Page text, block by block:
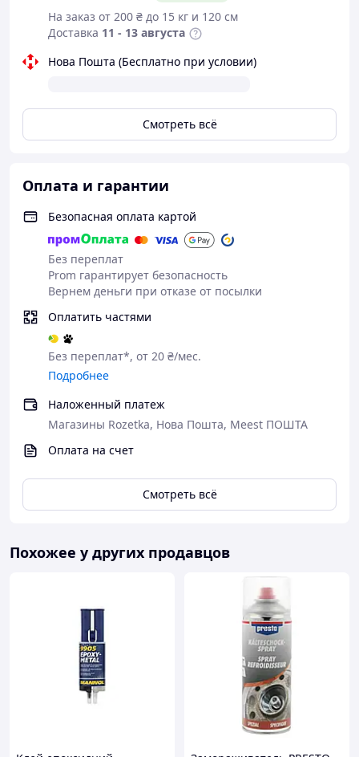
На заказ от 200 ₴ до 15 кг и 120 см
Доставка 11 - 13 августа
Нова Пошта (Бесплатно при условии)
Смотреть всё
Оплата и гарантии
Безопасная оплата картой
Без переплат
Prom гарантирует безопасность
Вернем деньги при отказе от посылки
Оплатить частями
Без переплат*, от 20 ₴/мес.
Подробнее
Наложенный платеж
Магазины Rozetka, Нова Пошта, Meest ПОШТА
Оплата на счет
Смотреть всё
Похожее у других продавцов